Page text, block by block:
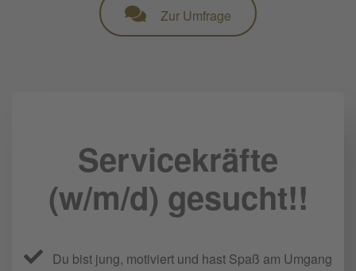
Zur Umfrage
Servicekräfte
(w/m/d) gesucht!!
Du bist jung, motiviert und hast Spaß am Umgang